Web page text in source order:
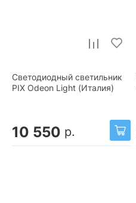
Светодиодный светильник
PIX Odeon Light (Италия)
10 550 р.